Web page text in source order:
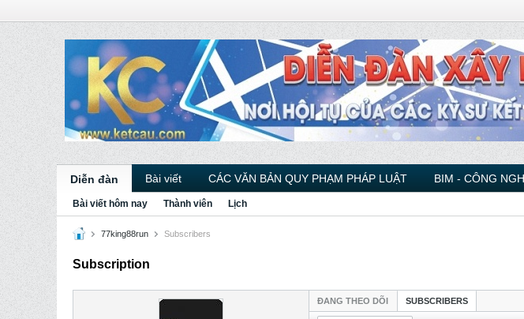
Diễn đàn Bài viết CÁC VĂN BẢN QUY PHẠM PHÁP LUẬT BIM - CÔNG
Bài viết hôm nay Thành viên Lịch
77king88run Subscribers
Subscription
ÐANG THEO DÕI SUBSCRIBERS